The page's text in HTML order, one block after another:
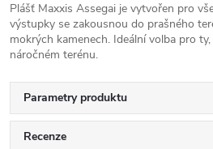
Plášť Maxxis Assegai je vytvořen pro
výstupky se zakousnou do prašného
mokrých kamenech. Ideální volba pro
náročném terénu.
Parametry produktu
Recenze